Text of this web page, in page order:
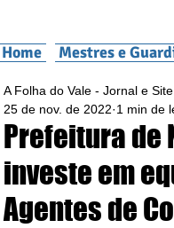
Home Mestres e
Prefeitura de
investe em
Agentes de
A Folha do Vale - Jornal e Site
25 de nov. de 2022 1 min de